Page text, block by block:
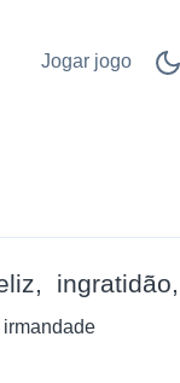
Jogar jogo
ingratidão
irmandade